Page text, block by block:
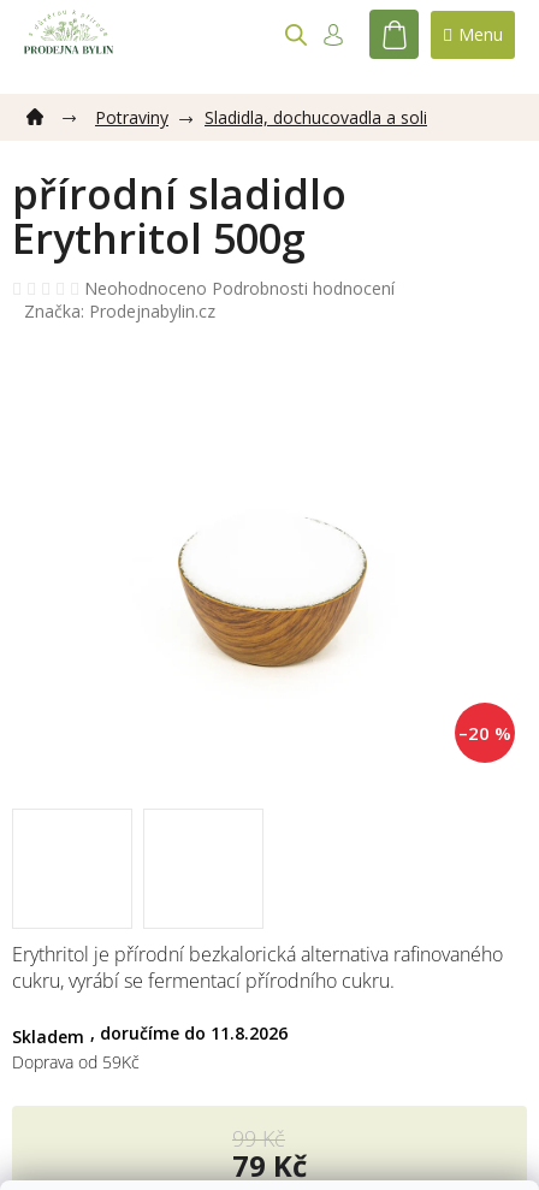
obsah
NÁKUPNÍ
Potraviny Sladidla, dochucovadla a soli
přírodní sladidlo
Erythritol 500g
Průměrné
hodnocení
Neohodnoceno Podrobnosti hodnocení
Značka: Prodejnabylin.cz
–20 %
Skladem 11.8.2026
Erythritol je přírodní bezkalorická alternativa rafinovaného
cukru, vyrábí se fermentací přírodního cukru.
Doprava od 59Kč
99 Kč
79 Kč